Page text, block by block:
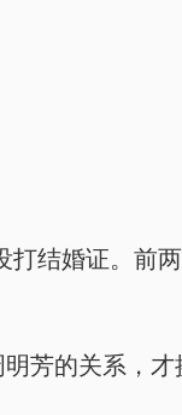
结婚证。前
芳的关系，才